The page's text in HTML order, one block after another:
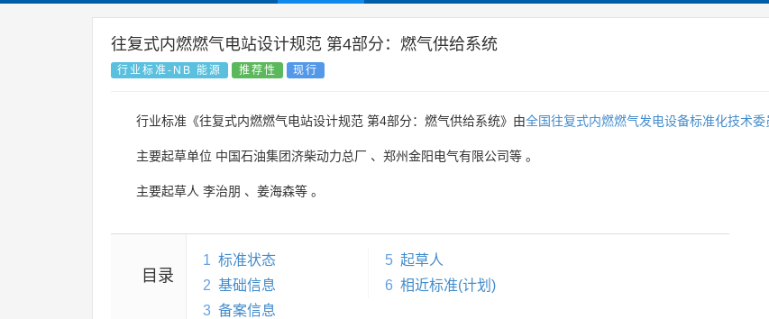
往复式内燃燃气电站设计规范 第4部分：燃气供给系统
行业标准-NB 能源 推荐性 现行
行业标准《往复式内燃燃气电站设计规范 第4部分：燃气供给系统》由全国往复式内燃燃气发电设备标准化技术委
主要起草单位 中国石油集团济柴动力总厂 、 郑州金阳电气有限公司等 。
主要起草人 李治朋 、 姜海森等 。
目录
1 标准状态
2 基础信息
3 备案信息
5 起草人
6 相近标准(计划)